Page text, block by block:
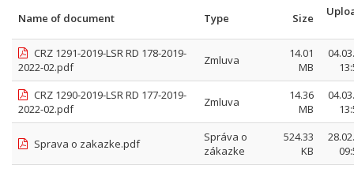
Name of document Type Size
CRZ 1291-2019-LSR RD 178-2019-
2022-02.pdf
Zmluva
14.01
MB
CRZ 1290-2019-LSR RD 177-2019-
2022-02.pdf
Zmluva
14.36
MB
Sprava o zakazke.pdf
Správa o
zákazke
524.33
KB